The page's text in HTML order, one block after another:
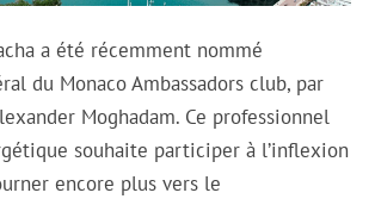
a été récemment nommé
du Monaco Ambassadors club, par
Moghadam. Ce professionnel
souhaite participer à l’inflexion
encore plus vers le